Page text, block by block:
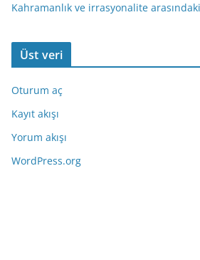
Kahramanlık ve irrasyonalite arasındaki
Üst veri
Oturum aç
Kayıt akışı
Yorum akışı
WordPress.org